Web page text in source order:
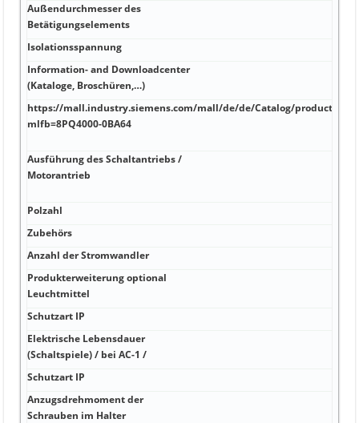
Außendurchmesser des
Betätigungselements
Isolationsspannung
Information- and Downloadcenter
(Kataloge, Broschüren,…)
https://mall.industry.siemens.com/mall/de/de/Catalog/product?
mlfb=8PQ4000-0BA64
Ausführung des Schaltantriebs /
Motorantrieb
Polzahl
Zubehörs
Anzahl der Stromwandler
Produkterweiterung optional
Leuchtmittel
Schutzart IP
Elektrische Lebensdauer
(Schaltspiele) / bei AC-1 /
Schutzart IP
Anzugsdrehmoment der
Schrauben im Halter